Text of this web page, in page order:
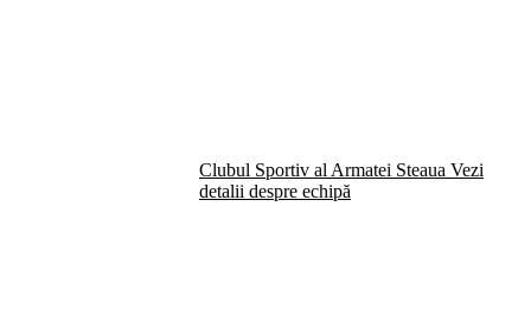
Clubul Sportiv al Armatei Steaua Vezi
detalii despre echipă